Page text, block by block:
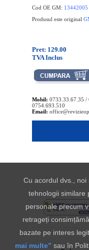
Cod OE GM:
Produsul este original
Pret: 129.00
TVA Inclus
Mobil: 0733.33.67.35 /
0754.693.510
Email:
Cu acordul dvs.,
tehnologii similare
personale precum
retrageți
bazate pe interes
mai multe” sau în